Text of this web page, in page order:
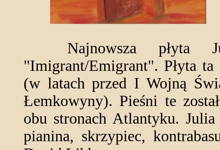
Najnowsza płyta
"Imigrant/Emigrant". Płyta
(w latach przed I Wojną
Łemkowyny). Pieśni te
obu stronach Atlantyku.
pianina, skrzypiec,